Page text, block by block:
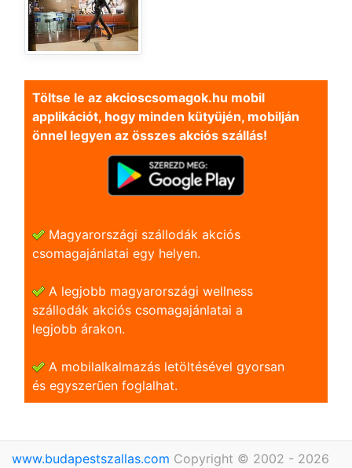
Töltse le az akcioscsomagok.hu mobil
applikációt, hogy minden kütyüjén, mobilján
önnel legyen az összes akciós szállás!
Magyarországi szállodák akciós
csomagajánlatai egy helyen.
A legjobb magyarországi wellness
szállodák akciós csomagajánlatai a
legjobb árakon.
A mobilalkalmazás letöltésével gyorsan
és egyszerũen foglalhat.
www.budapestszallas.com Copyright © 2002 - 2026